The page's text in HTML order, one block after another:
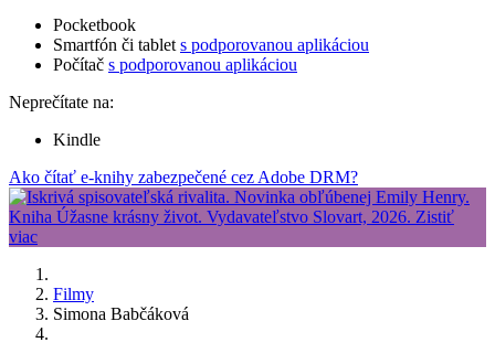
Pocketbook
Smartfón či tablet s podporovanou aplikáciou
Počítač s podporovanou aplikáciou
Neprečítate na:
Kindle
Ako čítať e-knihy zabezpečené cez Adobe DRM?
Filmy
Simona Babčáková